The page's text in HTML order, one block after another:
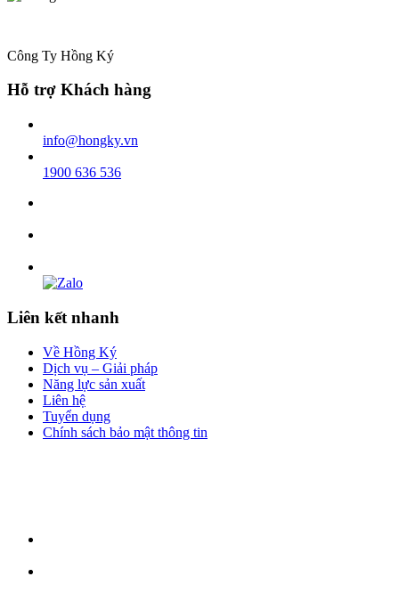
Công Ty Hồng Ký
Hỗ trợ Khách hàng
info@hongky.vn
1900 636 536
Liên kết nhanh
Về Hồng Ký
Dịch vụ – Giải pháp
Năng lực sản xuất
Liên hệ
Tuyển dụng
Chính sách bảo mật thông tin